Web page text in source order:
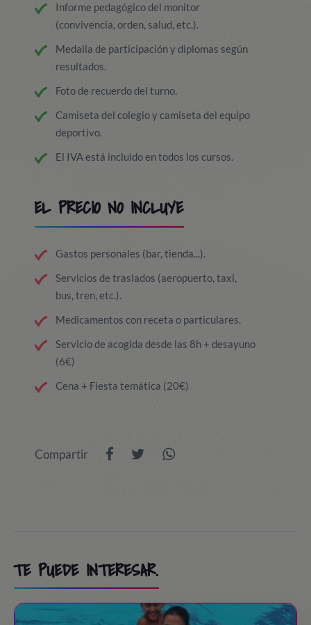
Informe pedagógico del monitor
(convivencia, orden, salud, etc.).
Medalla de participación y diplomas según
resultados.
Foto de recuerdo del turno.
Camiseta del colegio y camiseta del equipo
deportivo.
El IVA está incluido en todos los cursos.
EL PRECIO NO INCLUYE
Gastos personales (bar, tienda...).
Servicios de traslados (aeropuerto, taxi,
bus, tren, etc.).
Medicamentos con receta o particulares.
Servicio de acogida desde las 8h + desayuno
(6€)
Cena + Fiesta temática (20€)
Compartir
TE PUEDE INTERESAR.